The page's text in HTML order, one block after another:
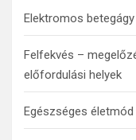
Elektromos
Felfekvés –
előfordulási helyek
Egészséges